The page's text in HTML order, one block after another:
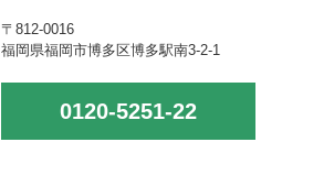
〒812-0016
福岡県福岡市博多区博多駅南3-2-1
0120-5251-22